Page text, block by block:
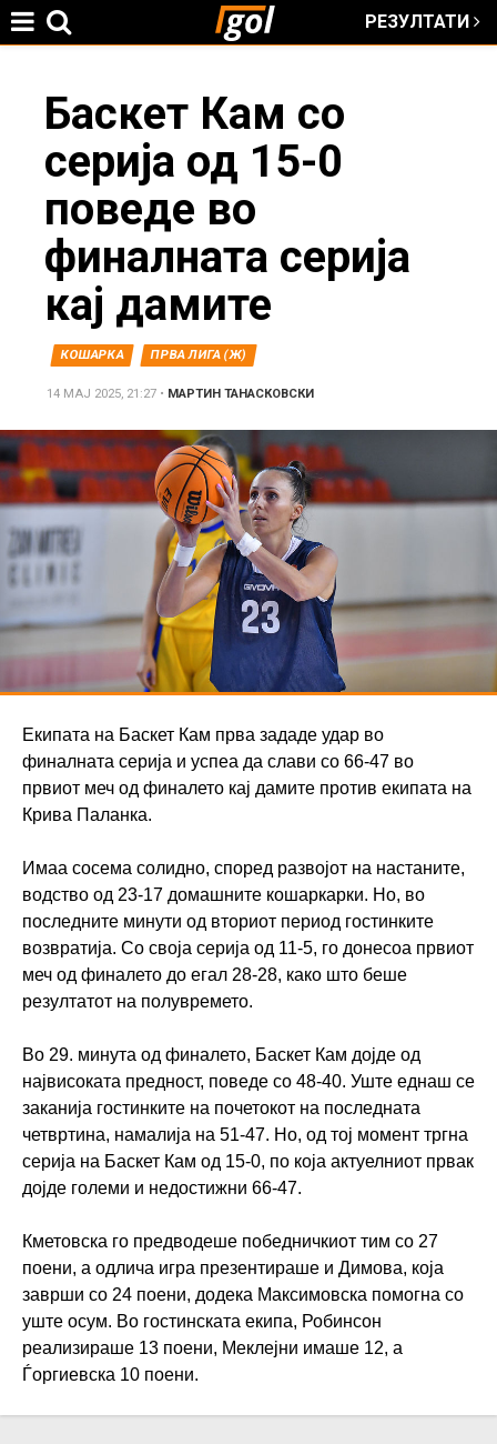
РЕЗУЛТАТИ
here
Баскет Кам со
серија од 15-0
поведе во
финалната серија
кај дамите
КОШАРКА ПРВА ЛИГА (Ж)
14 МАЈ 2025, 21:27 • МАРТИН ТАНАСКОВСКИ
Екипата на Баскет Кам прва зададе удар во
финалната серија и успеа да слави со 66-47 во
првиот меч од финалето кај дамите против екипата на
Крива Паланка.
Имаа сосема солидно, според развојот на настаните,
водство од 23-17 домашните кошаркарки. Но, во
последните минути од вториот период гостинките
возвратија. Со своја серија од 11-5, го донесоа првиот
меч од финалето до егал 28-28, како што беше
резултатот на полувремето.
Во 29. минута од финалето, Баскет Кам дојде од
највисоката предност, поведе со 48-40. Уште еднаш се
заканија гостинките на почетокот на последната
четвртина, намалија на 51-47. Но, од тој момент тргна
серија на Баскет Кам од 15-0, по која актуелниот првак
дојде големи и недостижни 66-47.
Кметовска го предводеше победничкиот тим со 27
поени, а одлича игра презентираше и Димова, која
заврши со 24 поени, додека Максимовска помогна со
уште осум. Во гостинската екипа, Робинсон
реализираше 13 поени, Меклејни имаше 12, а
Ѓоргиевска 10 поени.